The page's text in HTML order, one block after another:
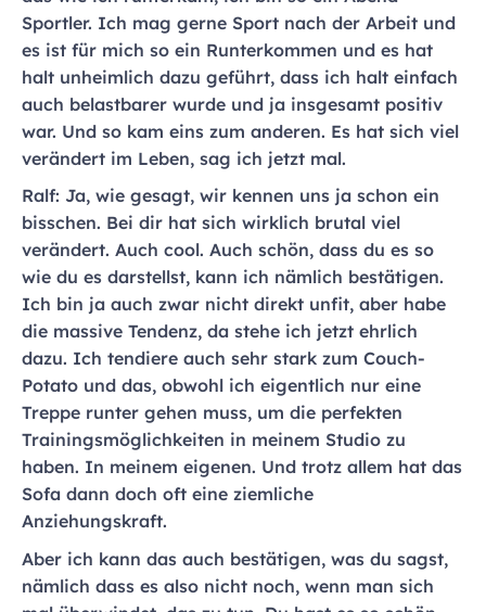
Sportler. Ich mag gerne Sport nach der Arbeit und
es ist für mich so ein Runterkommen und es hat
halt unheimlich dazu geführt, dass ich halt einfach
auch belastbarer wurde und ja insgesamt positiv
war. Und so kam eins zum anderen. Es hat sich viel
verändert im Leben, sag ich jetzt mal.
Ralf: Ja, wie gesagt, wir kennen uns ja schon ein
bisschen. Bei dir hat sich wirklich brutal viel
verändert. Auch cool. Auch schön, dass du es so
wie du es darstellst, kann ich nämlich bestätigen.
Ich bin ja auch zwar nicht direkt unfit, aber habe
die massive Tendenz, da stehe ich jetzt ehrlich
dazu. Ich tendiere auch sehr stark zum Couch-
Potato und das, obwohl ich eigentlich nur eine
Treppe runter gehen muss, um die perfekten
Trainingsmöglichkeiten in meinem Studio zu
haben. In meinem eigenen. Und trotz allem hat das
Sofa dann doch oft eine ziemliche
Anziehungskraft.
Aber ich kann das auch bestätigen, was du sagst,
nämlich dass es also nicht noch, wenn man sich